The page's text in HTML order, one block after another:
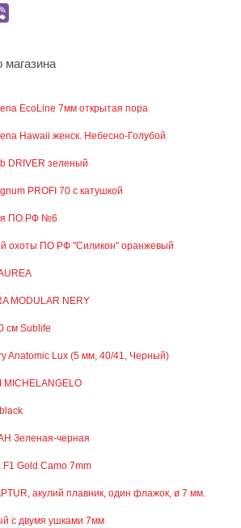
магазина
EcoLine 7мм открытая пора
Hawaii женск. Небесно-Голубой
DRIVER зеленый
PROFI 70 с катушкой
ПО.РФ №6
охоты ПО РФ "Силикон" оранжевый
MODULAR NERY
см Sublife
Anatomic Lux (5 мм, 40/41, Черный)
Зеленая-черная
Gold Camo 7mm
акулий плавник, один флажок, ø 7 мм.
с двумя ушками 7мм